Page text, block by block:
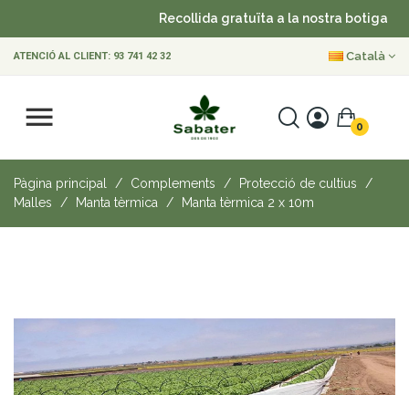
Recollida gratuïta a la nostra botiga
ATENCIÓ AL CLIENT: 93 741 42 32 Català
0
Pàgina principal Complements
Protecció de cultius
Malles
Manta tèrmica Manta tèrmica 2 x 10m